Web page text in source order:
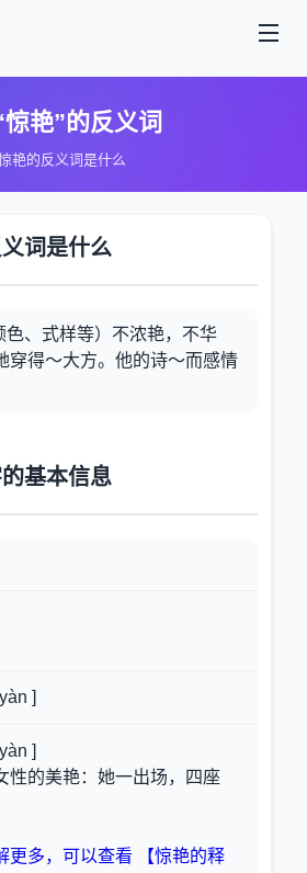
惊艳”的反义词
艳的反义词是什么
词是什么
色、式样等）不浓艳，不华
穿得～大方。他的诗～而感情
的基本信息
]
]
性的美艳：她一出场，四座
更多，可以查看 【惊艳的释